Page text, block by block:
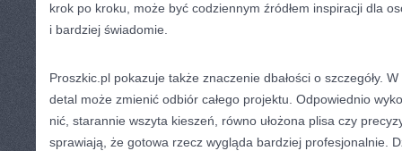
krok po kroku, może być codziennym źródłem inspiracji dla
i bardziej świadomie.
Proszkic.pl pokazuje także znaczenie dbałości o szczegóły.
detal może zmienić odbiór całego projektu. Odpowiednio
nić, starannie wszyta kieszeń, równo ułożona plisa czy
sprawiają, że gotowa rzecz wygląda bardziej profesjonalnie.